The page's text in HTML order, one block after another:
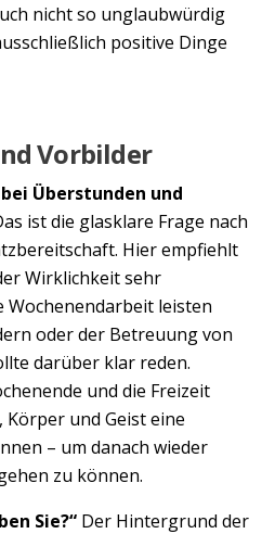
nicht so unglaubwürdig
positive Dinge
Vorbilder
Überstunden und
ist die glasklare Frage nach
Hier empfiehlt
Wirklichkeit sehr
Wochenendarbeit leisten
oder der Betreuung von
darüber klar reden.
und die Freizeit
Körper und Geist eine
– um danach wieder
zu können.
Sie?“ Der Hintergrund der